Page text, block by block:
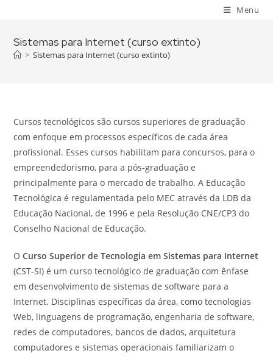
content
Menu
Sistemas para Internet (curso extinto)
> Sistemas para Internet (curso extinto)
Cursos tecnológicos são cursos superiores de graduação
com enfoque em processos específicos de cada área
profissional. Esses cursos habilitam para concursos, para o
empreendedorismo, para a pós-graduação e
principalmente para o mercado de trabalho. A Educação
Tecnológica é regulamentada pelo MEC através da LDB da
Educação Nacional, de 1996 e pela Resolução CNE/CP3 do
Conselho Nacional de Educação.
OCurso Superior de Tecnologia em Sistemas para Internet
(CST-SI) é um curso tecnológico de graduação com ênfase
em desenvolvimento de sistemas de software para a
Internet. Disciplinas específicas da área, como tecnologias
Web, linguagens de programação, engenharia de software,
redes de computadores, bancos de dados, arquitetura
computadores e sistemas operacionais familiarizam o